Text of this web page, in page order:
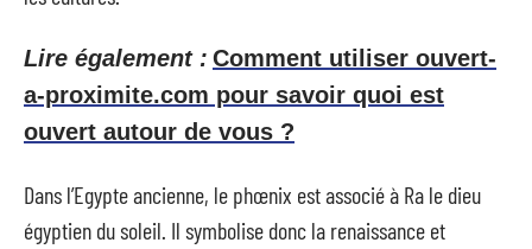
Lire également : Comment utiliser ouvert-
a-proximite.com pour savoir quoi est
ouvert autour de vous ?
Dans l’Egypte ancienne, le phœnix est associé à Ra le dieu
égyptien du soleil. Il symbolise donc la renaissance et